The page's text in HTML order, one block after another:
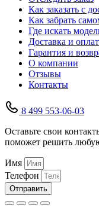
Как заказать с
Как забрать
Где искать
Доставка и
Гарантия и
О компании
Отзывы
Контакты
8 499 553-06-03
Оставьте свои
поможет решить
Имя
Телефон
Отправить